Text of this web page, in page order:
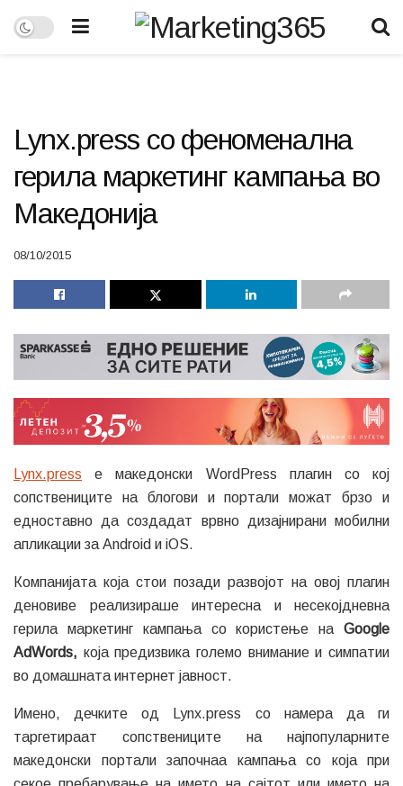
Lynx.press со феноменална
герила маркетинг кампања во
Македонија
08/10/2015
Lynx.press е македонски WordPress плагин со кој
сопствениците на блогови и портали можат брзо и
едноставно да создадат врвно дизајнирани мобилни
апликации за Android и iOS.
Компанијата која стои позади развојот на овој плагин
деновиве реализираше интересна и несекојдневна
герила маркетинг кампања со користење на Google
AdWords, која предизвика големо внимание и симпатии
во домашната интернет јавност.
Имено, дечките од Lynx.press со намера да ги
таргетираат сопствениците на најпопуларните
македонски портали започнаа кампања со која при